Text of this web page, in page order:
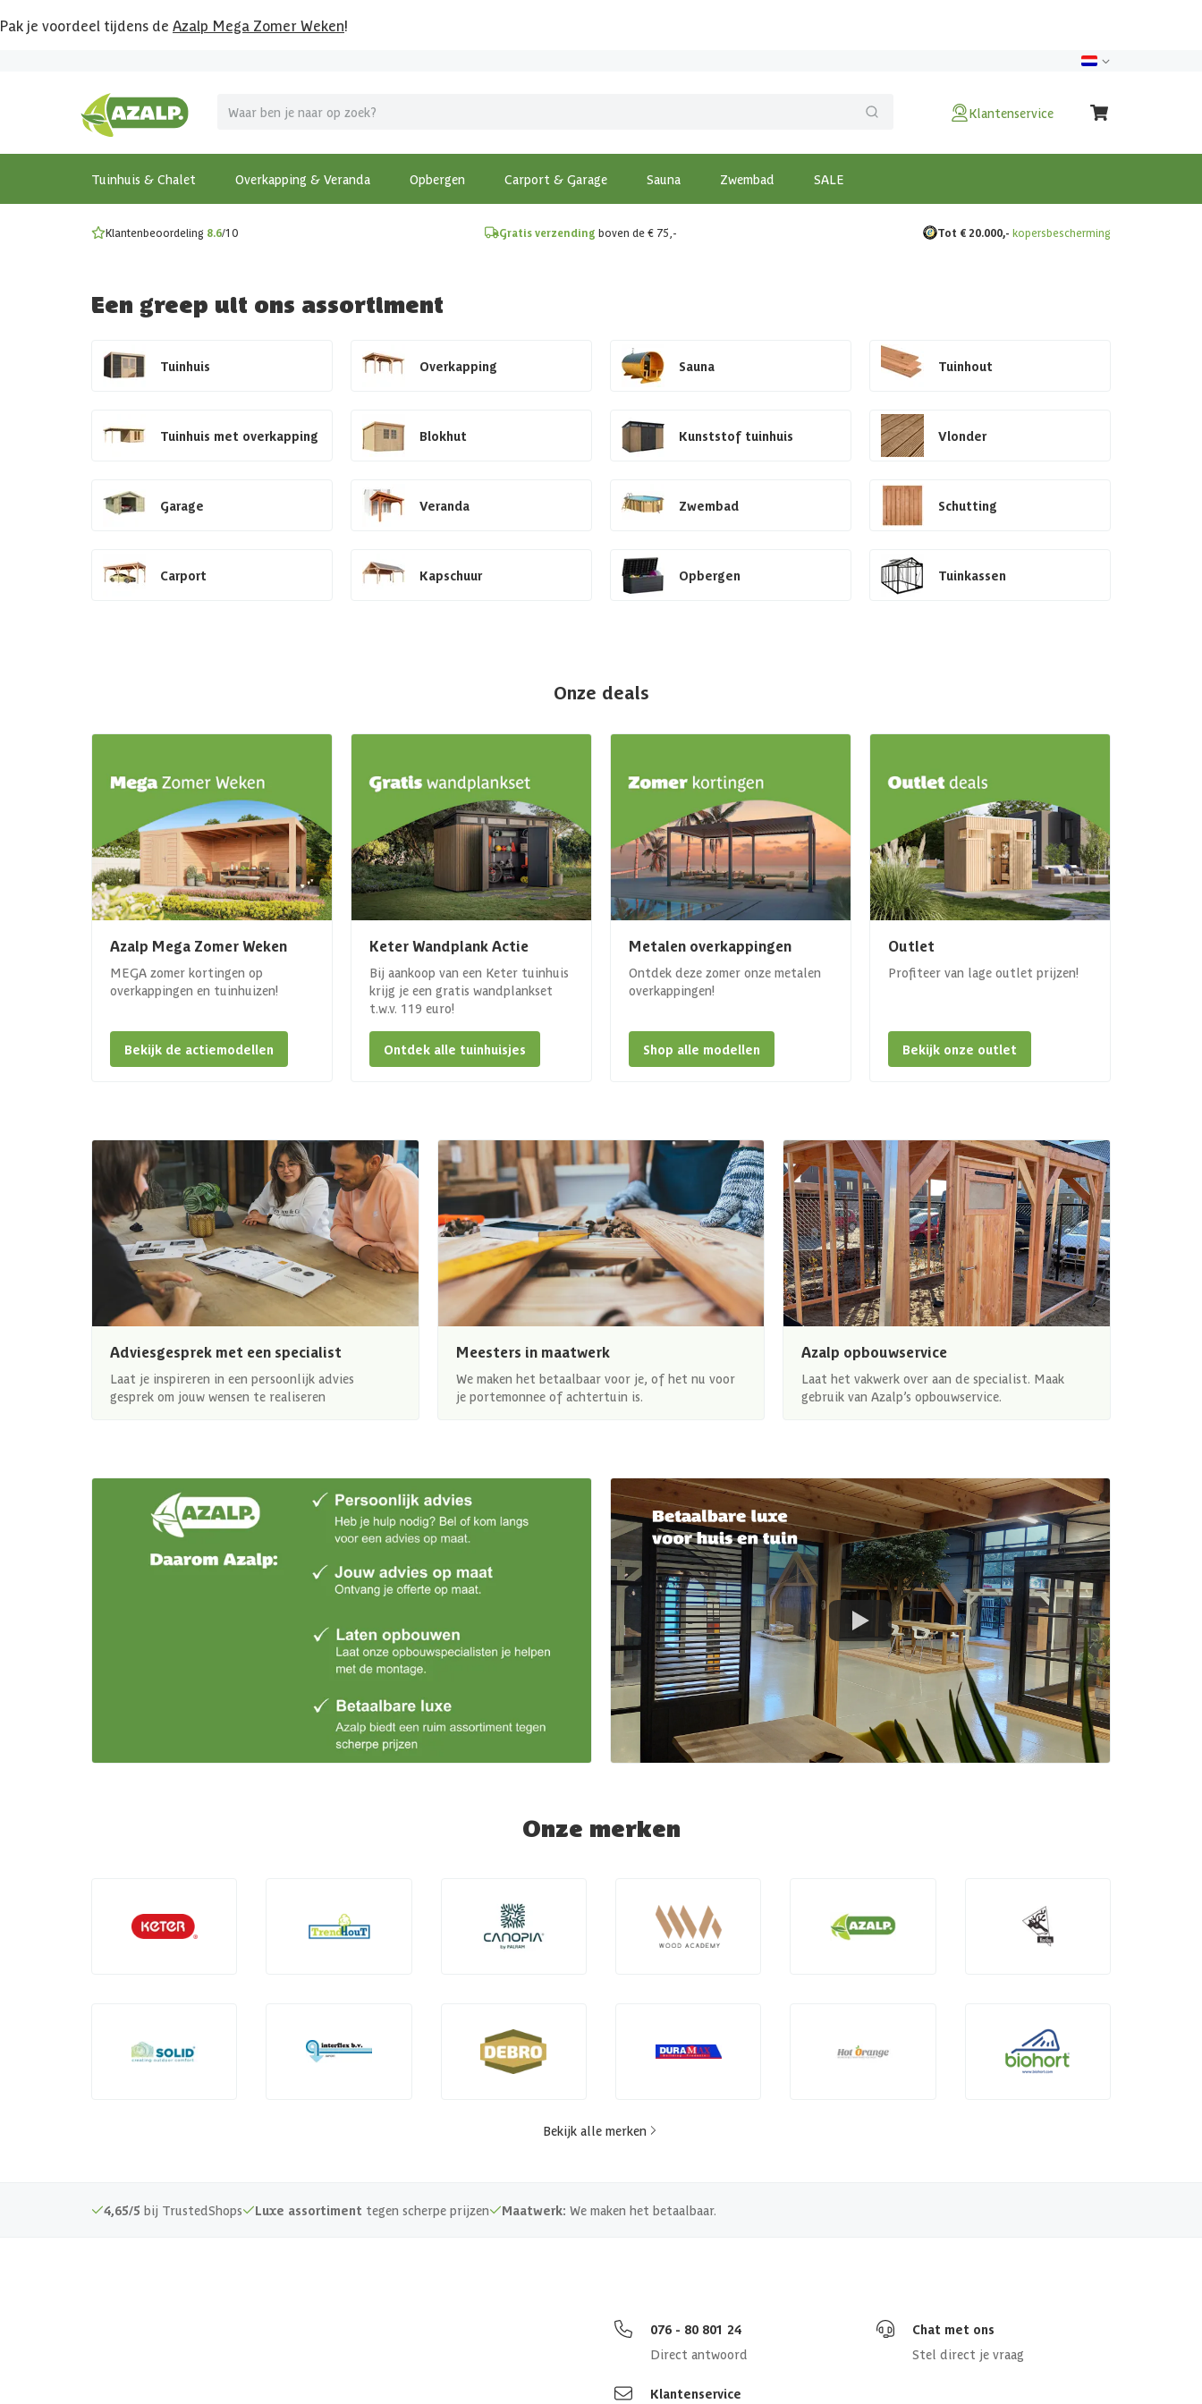
Pak je voordeel tijdens de Azalp Mega Zomer Weken!
Klantenservice
Tuinhuis & Chalet Overkapping & Veranda Opbergen Carport & Garage Sauna Zwembad SALE
MEGA zomer kortingen op overkappingen en tuinhuizen!
Bekijk de actiemodellen
Gratis wandplankset
Ontdek onze metalen overkappingen
Klantenbeoordeling 8.6/10 Gratis verzending boven de € 75,- Tot € 20.000,- kopersbescherming
Een greep uit ons assortiment
Tuinhuis Overkapping Sauna Tuinhout
Tuinhuis met overkapping Blokhut Kunststof tuinhuis Vlonder
Garage Veranda Zwembad Schutting
Carport Kapschuur Opbergen Tuinkassen
Onze deals
Azalp Mega Zomer Weken
MEGA zomer kortingen op
overkappingen en tuinhuizen!
Bekijk de actiemodellen
Keter Wandplank Actie
Bij aankoop van een Keter tuinhuis
krijg je een gratis wandplankset
t.w.v. 119 euro!
Ontdek alle tuinhuisjes
Metalen overkappingen
Ontdek deze zomer onze metalen
overkappingen!
Shop alle modellen
Outlet
Profiteer van lage outlet prijzen!
Bekijk onze outlet
Adviesgesprek met een specialist
Laat je inspireren in een persoonlijk advies
gesprek om jouw wensen te realiseren
Meesters in maatwerk
We maken het betaalbaar voor je, of het nu voor
je portemonnee of achtertuin is.
Azalp opbouwservice
Laat het vakwerk over aan de specialist. Maak
gebruik van Azalp’s opbouwservice.
Onze merken
Bekijk alle merken
4,65/5 bij TrustedShops Luxe assortiment tegen scherpe prijzen Maatwerk: We maken het betaalbaar.
076 - 80 801 24
Direct antwoord
Chat met ons
Stel direct je vraag
Klantenservice